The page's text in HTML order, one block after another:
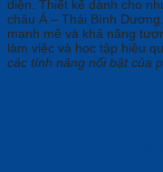
diện. Thiết kế dành cho
châu Á – Thái Bình
mạnh mẽ và khả năng
làm việc và học tập hiệu
các tính năng nổi bật của